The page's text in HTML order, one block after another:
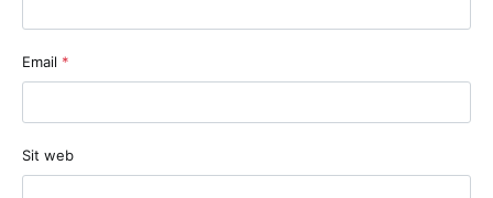
Email *
Sit web